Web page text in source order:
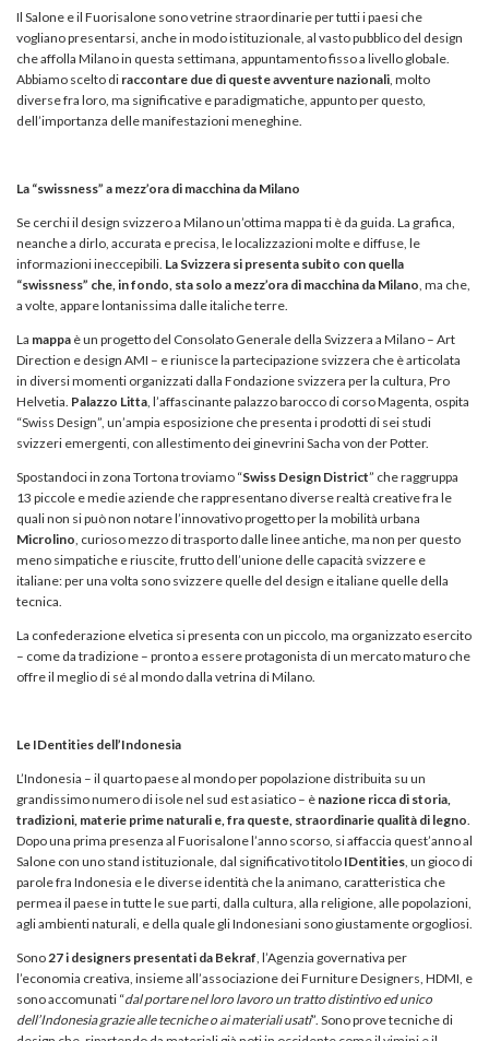
Il Salone e il Fuorisalone sono vetrine straordinarie per tutti i paesi che
vogliano presentarsi, anche in modo istituzionale, al vasto pubblico del design
che affolla Milano in questa settimana, appuntamento fisso a livello globale.
Abbiamo scelto di raccontare due di queste avventure nazionali , molto
diverse fra loro, ma significative e paradigmatiche, appunto per questo,
dell’importanza delle manifestazioni meneghine.
La “swissness” a mezz’ora di macchina da Milano
Se cerchi il design svizzero a Milano un’ottima mappa ti è da guida. La grafica,
neanche a dirlo, accurata e precisa, le localizzazioni molte e diffuse, le
informazioni ineccepibili. La Svizzera si presenta subito con quella
“swissness” che, in fondo, sta solo a mezz’ora di macchina da Milano , ma che,
a volte, appare lontanissima dalle italiche terre.
La mappa è un progetto del Consolato Generale della Svizzera a Milano – Art
Direction e design AMI – e riunisce la partecipazione svizzera che è articolata
in diversi momenti organizzati dalla Fondazione svizzera per la cultura, Pro
Helvetia. Palazzo Litta , l’affascinante palazzo barocco di corso Magenta, ospita
“Swiss Design”, un’ampia esposizione che presenta i prodotti di sei studi
svizzeri emergenti, con allestimento dei ginevrini Sacha von der Potter.
Spostandoci in zona Tortona troviamo “Swiss Design District” che raggruppa
13 piccole e medie aziende che rappresentano diverse realtà creative fra le
quali non si può non notare l’innovativo progetto per la mobilità urbana
Microlino , curioso mezzo di trasporto dalle linee antiche, ma non per questo
meno simpatiche e riuscite, frutto dell’unione delle capacità svizzere e
italiane: per una volta sono svizzere quelle del design e italiane quelle della
tecnica.
La confederazione elvetica si presenta con un piccolo, ma organizzato esercito
– come da tradizione – pronto a essere protagonista di un mercato maturo che
offre il meglio di sé al mondo dalla vetrina di Milano.
Le IDentities dell’Indonesia
L’Indonesia – il quarto paese al mondo per popolazione distribuita su un
grandissimo numero di isole nel sud est asiatico – è nazione ricca di storia,
tradizioni, materie prime naturali e, fra queste, straordinarie qualità di legno
Dopo una prima presenza al Fuorisalone l’anno scorso, si affaccia quest’anno al
Salone con uno stand istituzionale, dal significativo titolo IDentities , un gioco di
parole fra Indonesia e le diverse identità che la animano, caratteristica che
permea il paese in tutte le sue parti, dalla cultura, alla religione, alle popolazioni,
agli ambienti naturali, e della quale gli Indonesiani sono giustamente orgogliosi.
Sono 27 i designers presentati da Bekraf , l’Agenzia governativa per
l’economia creativa, insieme all’associazione dei Furniture Designers, HDMI, e
sono accomunati “dal portare nel loro lavoro un tratto distintivo ed unico
dell’Indonesia grazie alle tecniche o ai materiali usati”. Sono prove tecniche di